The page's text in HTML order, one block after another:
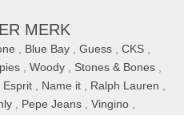
MERK
Blue Bay Guess CKS
Woody Stones & Bones
Esprit Name it Ralph Lauren
Pepe Jeans Vingino